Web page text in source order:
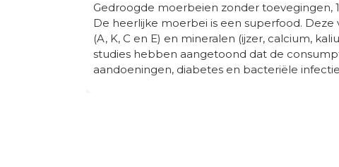
Gedroogde moerbeien zonder toevegingen,
De heerlijke moerbei is een superfood.
(A, K, C en E) en mineralen (ijzer, calcium,
studies hebben aangetoond dat de
aandoeningen, diabetes en bacteriële